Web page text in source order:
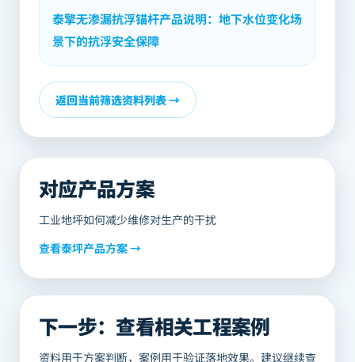
泰擎无渗漏抗浮锚杆产品说明：地下水位变化场
景下的抗浮安全保障
返回当前筛选资料列表 →
对应产品方案
工业地坪如何减少维修对生产的干扰
查看泰坪产品方案 →
下一步：查看相关工程案例
资料用于方案判断，案例用于验证落地效果。建议继续查